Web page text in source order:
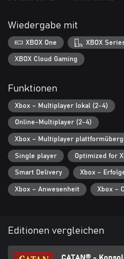
Karten einzusehen, ohne dass deine
deiner Hand befindet.
Spielmodi & Belohnungen
Tritt in intensiven Multiplayer-Spielen
Probe stellst. Stelle dich der
Einzelspielermodus, die jeweils ihre
einzigartigen Spielstil haben, welchen
Verbessere deine Fähigkeiten und
Herausforderungen während der
aufregende Belohnungen im Spiel
Wiedergabe mit
XBOX One XBOX
XBOX Cloud Gaming
Funktionen
Xbox – Multiplayer lokal (2-4)
Online-Multiplayer (2-4)
Xbox – Multiplayer
Single player Optimized for
Smart Delivery Xbox –
Xbox – Anwesenheit Xbox –
Editionen vergleichen
CATAN® -